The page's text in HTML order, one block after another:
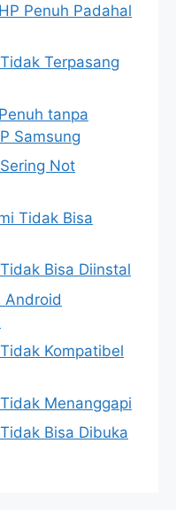
Penuh Padahal
Terpasang
tanpa
Samsung
Not
Tidak Bisa
Bisa Diinstal
Android
Kompatibel
Menanggapi
Bisa Dibuka